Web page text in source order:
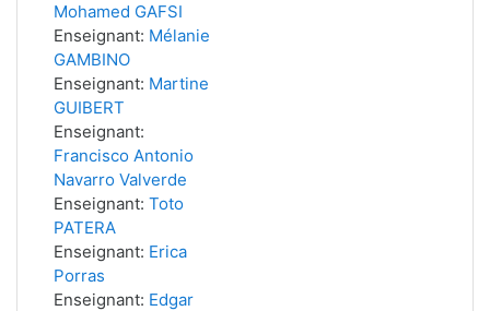
Mohamed GAFSI
Enseignant: Mélanie
GAMBINO
Enseignant: Martine
GUIBERT
Enseignant:
Francisco Antonio
Navarro Valverde
Enseignant: Toto
PATERA
Enseignant: Erica
Porras
Enseignant: Edgar